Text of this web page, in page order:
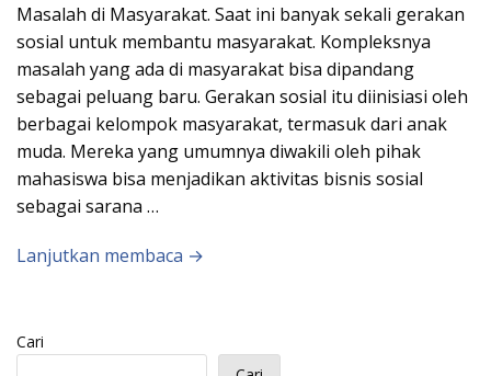
Masalah di Masyarakat. Saat ini banyak sekali gerakan
sosial untuk membantu masyarakat. Kompleksnya
masalah yang ada di masyarakat bisa dipandang
sebagai peluang baru. Gerakan sosial itu diinisiasi oleh
berbagai kelompok masyarakat, termasuk dari anak
muda. Mereka yang umumnya diwakili oleh pihak
mahasiswa bisa menjadikan aktivitas bisnis sosial
sebagai sarana …
Lanjutkan membaca →
Cari